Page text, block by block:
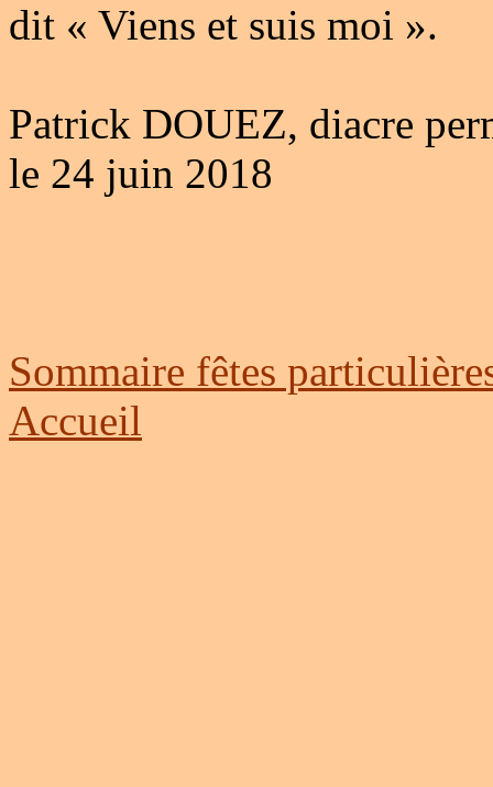
dit « Viens et suis moi ».
Patrick DOUEZ, diacre
le 24 juin 2018
Sommaire fêtes
Accueil